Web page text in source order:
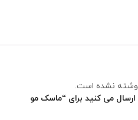
نشده است.
می کنید برای “ماسک مو